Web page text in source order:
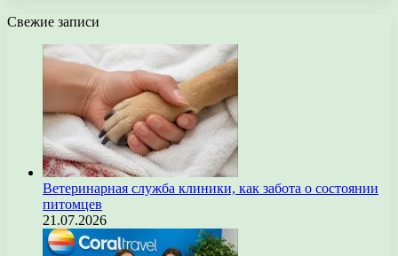
Свежие записи
Ветеринарная служба клиники, как забота о состоянии
питомцев
21.07.2026